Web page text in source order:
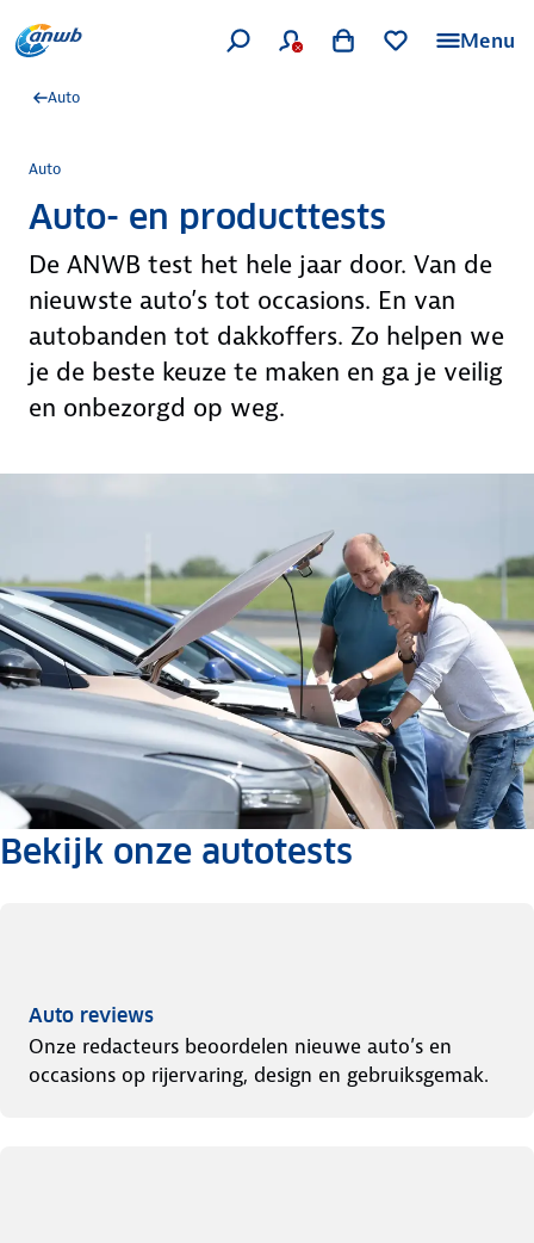
Menu
Auto
Auto
Auto- en producttests
De ANWB test het hele jaar door. Van de
nieuwste auto’s tot occasions. En van
autobanden tot dakkoffers. Zo helpen we
je de beste keuze te maken en ga je veilig
en onbezorgd op weg.
Bekijk onze autotests
Auto reviews
Onze redacteurs beoordelen nieuwe auto’s en
occasions op rijervaring, design en gebruiksgemak.